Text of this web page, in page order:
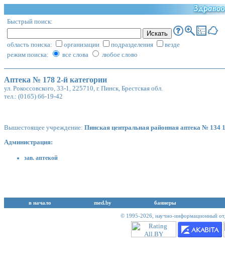
Быстрый поиск:
область поиска: организации подразделения
везде
режим поиска:
все слова любое слово
Аптека № 178 2-й категории
ул. Рокоссовского, 33-1, 225710, г. Пинск, Брестская обл.
тел.: (0165) 66-19-42
Вышестоящее учреждение: Пинская центральная районная аптека № 134
Администрация:
зав. аптекой
в начало med.by баннеры
© 1995-2026, научно-информационный